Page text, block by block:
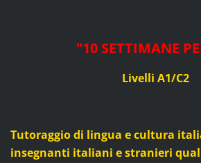
"10 SETTIMANE
Livelli A1/C2
Tutoraggio di lingua e cultura
insegnanti italiani e stranieri